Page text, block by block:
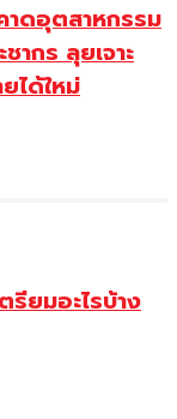
าดอุตสาหกรรม
ากร ลุยเจาะ
ได้ใหม่
รียมอะไรบ้าง